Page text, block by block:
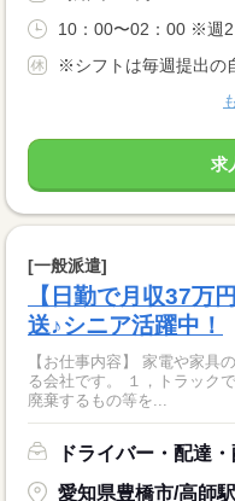
10：00〜02：00 ※週
※シフトは毎週提出の
求
[一般派遣]
【日勤で月収37万
送♪シニア活躍中！
【お仕事内容】 家電や家具
る会社です。 １，トラックで順番に配送 ２，中央センターへ戻り、
廃棄するもの等を...
ドライバー・配達
愛知県豊橋市/高師